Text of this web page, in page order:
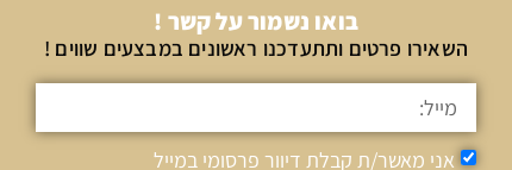
בואו נשמור על קשר !
השאירו פרטים ותתעדכנו ראשונים במבצעים שווים !
אני מאשר/ת קבלת דיוור פרסומי במייל